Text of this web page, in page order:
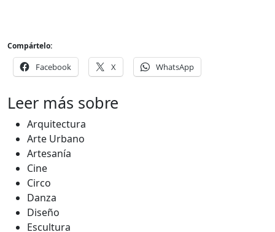
Compártelo:
Facebook X WhatsApp
Leer más sobre
Arquitectura
Arte Urbano
Artesanía
Cine
Circo
Danza
Diseño
Escultura